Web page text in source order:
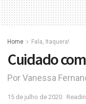
Home Fala, Itaquera!
Cuidado
Por Vanessa
15 de julho de 2020